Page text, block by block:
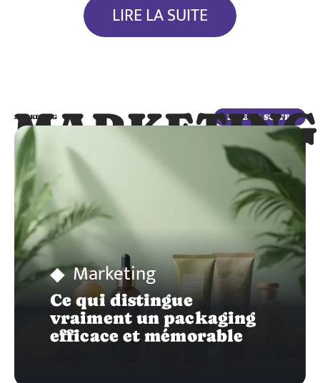
LIRE LA SUITE
MARKETING
MARKETING LIRE LA SUITE
Marketing
Ce qui distingue
vraiment un packaging
efficace et mémorable